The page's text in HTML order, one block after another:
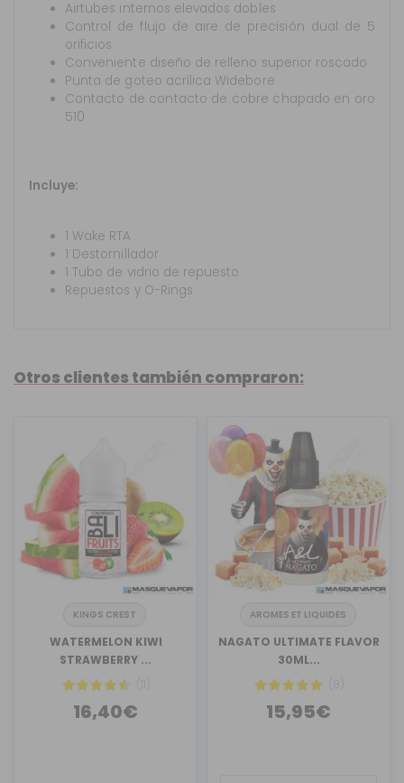
Airtubes internos elevados dobles
Control de flujo de aire de precisión dual de 5
orificios
Conveniente diseño de relleno superior roscado
Punta de goteo acrílica Widebore
Contacto de contacto de cobre chapado en oro
510
Incluye:
1 Wake RTA
1 Destornillador
1 Tubo de vidrio de repuesto
Repuestos y O-Rings
Otros clientes también compraron:
KINGS CREST
WATERMELON KIWI
STRAWBERRY ...
(11)
16,40€
AROMES ET LIQUIDES
NAGATO ULTIMATE FLAVOR
30ML...
(8)
15,95€